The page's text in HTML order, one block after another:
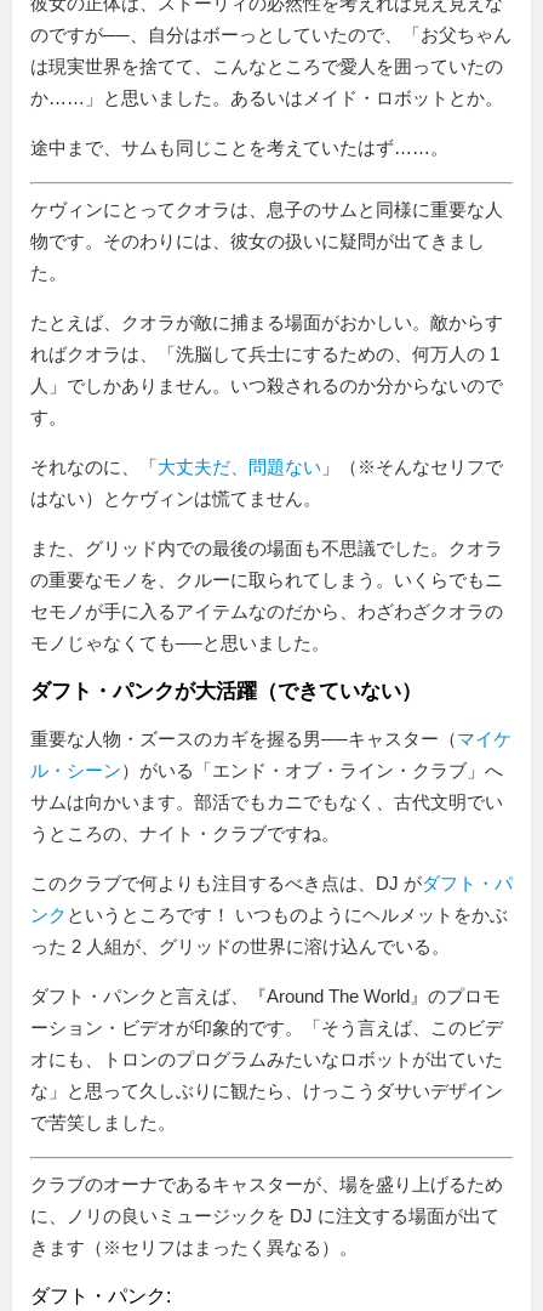
のですが──、自分はボーっとしていたので、「お父ちゃん
は現実世界を捨てて、こんなところで愛人を囲っていたの
か……」と思いました。あるいはメイド・ロボットとか。
途中まで、サムも同じことを考えていたはず……。
ケヴィンにとってクオラは、息子のサムと同様に重要な人
物です。そのわりには、彼女の扱いに疑問が出てきまし
た。
たとえば、クオラが敵に捕まる場面がおかしい。敵からす
ればクオラは、「洗脳して兵士にするための、何万人の 1
人」でしかありません。いつ殺されるのか分からないので
す。
それなのに、「大丈夫だ、問題ない 」（※そんなセリフで
はない）とケヴィンは慌てません。
また、グリッド内での最後の場面も不思議でした。クオラ
の重要なモノを、クルーに取られてしまう。いくらでもニ
セモノが手に入るアイテムなのだから、わざわざクオラの
モノじゃなくても──と思いました。
ダフト・パンクが大活躍（できていない）
重要な人物・ズースのカギを握る男──キャスター（マイケ
ル・シーン）がいる「エンド・オブ・ライン・クラブ」へ
サムは向かいます。部活でもカニでもなく、古代文明でい
うところの、ナイト・クラブですね。
このクラブで何よりも注目するべき点は、DJ がダフト・パ
ンク というところです！ いつものようにヘルメットをかぶ
った 2 人組が、グリッドの世界に溶け込んでいる。
ダフト・パンクと言えば、『Around The World』のプロモ
ーション・ビデオが印象的です。「そう言えば、このビデ
オにも、トロンのプログラムみたいなロボットが出ていた
な」と思って久しぶりに観たら、けっこうダサいデザイン
で苦笑しました。
クラブのオーナであるキャスターが、場を盛り上げるため
に、ノリの良いミュージックを DJ に注文する場面が出て
きます（※セリフはまったく異なる）。
ダフト・パンク: